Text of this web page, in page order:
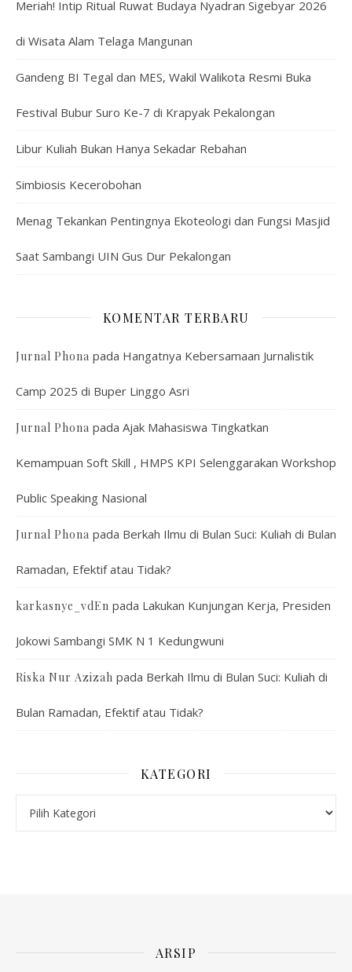
Meriah! Intip Ritual Ruwat Budaya Nyadran Sigebyar 2026
di Wisata Alam Telaga Mangunan
Gandeng BI Tegal dan MES, Wakil Walikota Resmi Buka
Festival Bubur Suro Ke-7 di Krapyak Pekalongan
Libur Kuliah Bukan Hanya Sekadar Rebahan
Simbiosis Kecerobohan
Menag Tekankan Pentingnya Ekoteologi dan Fungsi Masjid
Saat Sambangi UIN Gus Dur Pekalongan
KOMENTAR TERBARU
Jurnal Phona pada Hangatnya Kebersamaan Jurnalistik
Camp 2025 di Buper Linggo Asri
Jurnal Phona pada Ajak Mahasiswa Tingkatkan
Kemampuan Soft Skill , HMPS KPI Selenggarakan Workshop
Public Speaking Nasional
Jurnal Phona pada Berkah Ilmu di Bulan Suci: Kuliah di Bulan
Ramadan, Efektif atau Tidak?
karkasnye_vdEn pada Lakukan Kunjungan Kerja, Presiden
Jokowi Sambangi SMK N 1 Kedungwuni
Riska Nur Azizah pada Berkah Ilmu di Bulan Suci: Kuliah di
Bulan Ramadan, Efektif atau Tidak?
KATEGORI
ARSIP